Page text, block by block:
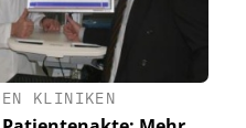
KLINIKEN